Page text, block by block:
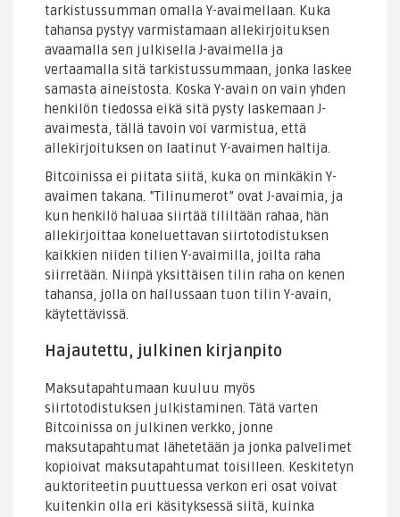
tarkistussumman omalla Y-avaimellaan. Kuka
tahansa pystyy varmistamaan allekirjoituksen
avaamalla sen julkisella J-avaimella ja
vertaamalla sitä tarkistussummaan, jonka laskee
samasta aineistosta. Koska Y-avain on vain yhden
henkilön tiedossa eikä sitä pysty laskemaan J-
avaimesta, tällä tavoin voi varmistua, että
allekirjoituksen on laatinut Y-avaimen haltija.
Bitcoinissa ei piitata siitä, kuka on minkäkin Y-
avaimen takana. ”Tilinumerot” ovat J-avaimia, ja
kun henkilö haluaa siirtää tililtään rahaa, hän
allekirjoittaa koneluettavan siirtotodistuksen
kaikkien niiden tilien Y-avaimilla, joilta raha
siirretään. Niinpä yksittäisen tilin raha on kenen
tahansa, jolla on hallussaan tuon tilin Y-avain,
käytettävissä.
Hajautettu, julkinen kirjanpito
Maksutapahtumaan kuuluu myös
siirtotodistuksen julkistaminen. Tätä varten
Bitcoinissa on julkinen verkko, jonne
maksutapahtumat lähetetään ja jonka palvelimet
kopioivat maksutapahtumat toisilleen. Keskitetyn
auktoriteetin puuttuessa verkon eri osat voivat
kuitenkin olla eri käsityksessä siitä, kuinka